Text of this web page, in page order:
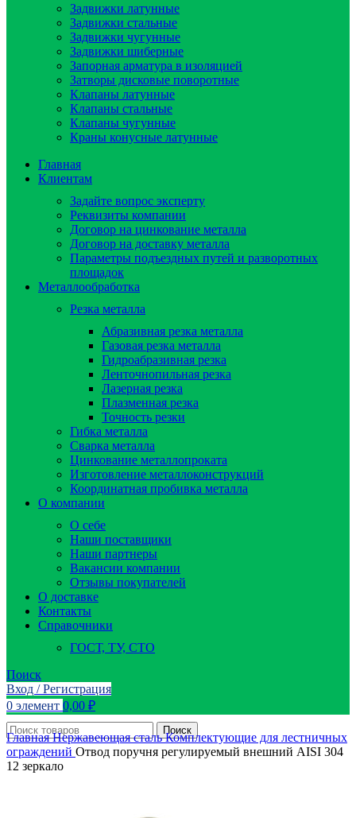
Задвижки латунные
Задвижки стальные
Задвижки чугунные
Задвижки шиберные
Запорная арматура в изоляцией
Затворы дисковые поворотные
Клапаны латунные
Клапаны стальные
Клапаны чугунные
Краны конусные латунные
Главная
Клиентам
Задайте вопрос эксперту
Реквизиты компании
Договор на цинкование металла
Договор на доставку металла
Параметры подъездных путей и разворотных
площадок
Металлообработка
Резка металла
Абразивная резка металла
Газовая резка металла
Гидроaбразивная резка
Ленточнопильная резка
Лазерная резка
Плазменная резка
Точность резки
Гибка металла
Сварка металла
Цинкование металлопроката
Изготовление металлоконструкций
Координатная пробивка металла
О компании
О себе
Наши поставщики
Наши партнеры
Вакансии компании
Отзывы покупателей
О доставке
Контакты
Справочники
ГОСТ, ТУ, СТО
Поиск
Вход / Регистрация
0 элемент 0,00 ₽
Поиск
ГлавнаяНержавеющая стальКомплектующие для лестничных
ограждений Отвод поручня регулируемый внешний AISI 304
12 зеркало